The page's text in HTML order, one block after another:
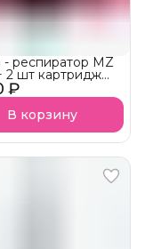
₽
- респиратор MZ
2 шт картридж
В корзину